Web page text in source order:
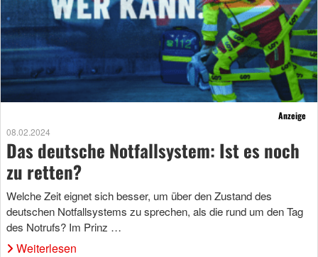
Anzeige
08.02.2024
Das deutsche Notfallsystem: Ist es noch
zu retten?
Welche Zeit eignet sich besser, um über den Zustand des
deutschen Notfallsystems zu sprechen, als die rund um den Tag
des Notrufs? Im Prinz …
Weiterlesen